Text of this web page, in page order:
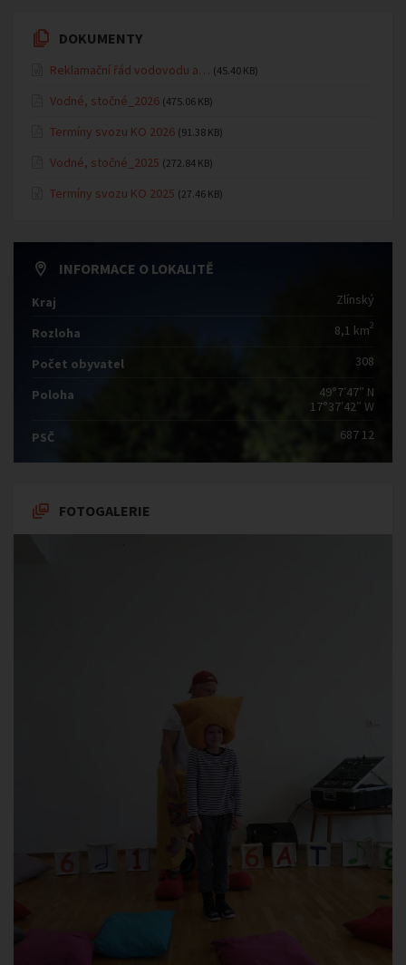
DOKUMENTY
Reklamační řád vodovodu a… (45.40 KB)
Vodné, stočné_2026 (475.06 KB)
Termíny svozu KO 2026 (91.38 KB)
Vodné, stočné_2025 (272.84 KB)
Termíny svozu KO 2025 (27.46 KB)
INFORMACE O LOKALITĚ
Kraj Zlínský
Rozloha 8,1 km2
Počet obyvatel 308
Poloha
49°7′47″ N
17°37′42″ W
PSČ
687 12
FOTOGALERIE